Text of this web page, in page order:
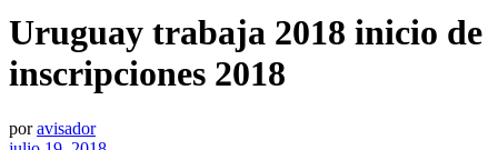
Uruguay trabaja 2018 inicio de
inscripciones 2018
por avisador